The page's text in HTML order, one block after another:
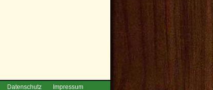
Datenschutz Impressum